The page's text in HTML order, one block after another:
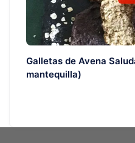
Galletas de Avena
mantequilla)